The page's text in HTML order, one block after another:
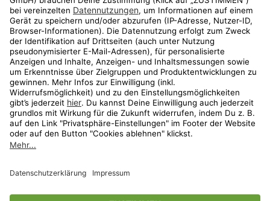
Aktionen
Travel